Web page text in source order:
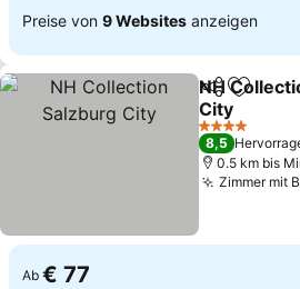
Preise von 9 Websites anzeigen
TeilenZu
NH
City
Preise sehen
4 Sterne
8,5
0.5 km bis
Zimmer mit
Ab € 77